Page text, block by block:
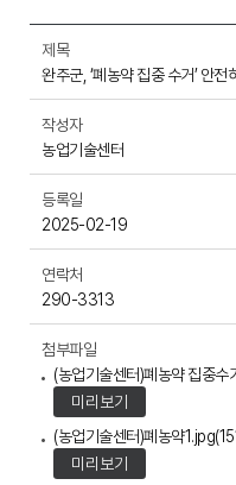
제목
완주군, ‘폐농약 집중 수거’ 안
작성자
농업기술센터
등록일
2025-02-19
연락처
290-3313
첨부파일
(농업기술센터)폐농약 집중
미리보기
(농업기술센터)폐농약
미리보기